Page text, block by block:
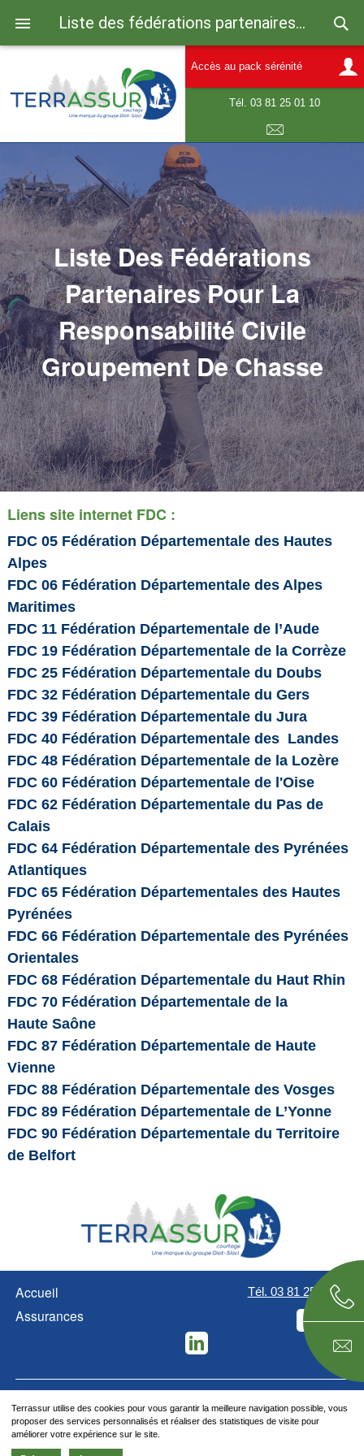
Accès au pack sérénité
Tél. 03 81 25 01 10
Liste Des Fédérations
Partenaires Pour La
Responsabilité Civile
Groupement De Chasse
Liens site internet FDC :
FDC 05 Fédération Départementale des Hautes
Alpes
FDC 06 Fédération Départementale des Alpes
Maritimes
FDC 11 Fédération Départementale de l’Aude
FDC 19 Fédération Départementale de la Corrèze
FDC 25 Fédération Départementale du Doubs
FDC 32 Fédération Départementale du Gers
FDC 39 Fédération Départementale du Jura
FDC 40 Fédération Départementale des Landes
FDC 48 Fédération Départementale de la Lozère
FDC 60 Fédération Départementale de l'Oise
FDC 62 Fédération Départementale du Pas de
Calais
FDC 64 Fédération Départementale des Pyrénées
Atlantiques
FDC 65 Fédération Départementales des Hautes
Pyrénées
FDC 66 Fédération Départementale des Pyrénées
Orientales
FDC 68 Fédération Départementale du Haut Rhin
FDC 70 Fédération Départementale de la
Haute Saône
FDC 87 Fédération Départementale de Haute
Vienne
FDC 88 Fédération Départementale des Vosges
FDC 89 Fédération Départementale de L’Yonne
FDC 90 Fédération Départementale du Territoire
de Belfort
Accueil
Assurances
Tél. 03 81 25 01 10
Facebook
©2026 Terrassur
FAQ Politique de confidentialités
Terrassur utilise des cookies pour vous garantir la meilleure navigation possible, vous
proposer des services personnalisés et réaliser des statistiques de visite pour
améliorer votre expérience sur le site.
Liste des fédérations partenaires pour la Responsabilité Civile Groupement de Chasse